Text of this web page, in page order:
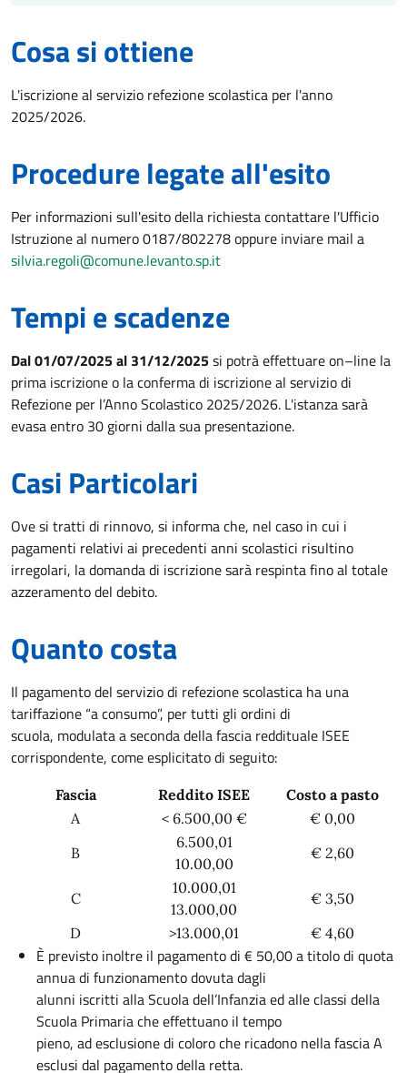
Cosa si ottiene
L'iscrizione al servizio refezione scolastica per l'anno
2025/2026.
Procedure legate all'esito
Per informazioni sull'esito della richiesta contattare l'Ufficio
Istruzione al numero 0187/802278 oppure inviare mail a
silvia.regoli@comune.levanto.sp.it
Tempi e scadenze
Dal 01/07/2025 al 31/12/2025si potrà effettuare on–line la
prima iscrizione o la conferma di iscrizione al servizio di
Refezione per l’Anno Scolastico 2025/2026. L'istanza sarà
evasa entro 30 giorni dalla sua presentazione.
Casi Particolari
Ove si tratti di rinnovo, si informa che, nel caso in cui i
pagamenti relativi ai precedenti anni scolastici risultino
irregolari, la domanda di iscrizione sarà respinta fino al totale
azzeramento del debito.
Quanto costa
Il pagamento del servizio di refezione scolastica ha una
tariffazione “a consumo”, per tutti gli ordini di
scuola, modulata a seconda della fascia reddituale ISEE
corrispondente, come esplicitato di seguito:
Fascia Reddito ISEE
Costo a pasto
A
< 6.500,00 €
€ 0,00
B
6.500,01
10.00,00
€ 2,60
C
10.000,01
13.000,00
€ 3,50
D
>13.000,01 € 4,60
È previsto inoltre il pagamento di € 50,00 a titolo di quota
annua di funzionamento dovuta dagli
alunni iscritti alla Scuola dell’Infanzia ed alle classi della
Scuola Primaria che effettuano il tempo
pieno, ad esclusione di coloro che ricadono nella fascia A
esclusi dal pagamento della retta.